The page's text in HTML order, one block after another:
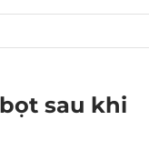
sau khi